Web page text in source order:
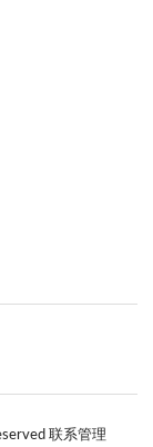
联系管理